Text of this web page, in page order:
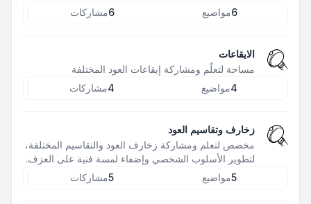
6مواضيع 6مشاركات
الايقاعات
مساحة لتعلّم ومشاركة إيقاعات العود المختلفة
4مواضيع 4مشاركات
زخارف وتقاسيم العود
مخصص لتعلم ومشاركة زخارف العود والتقاسيم المختلفة،
لتطوير الأسلوب الشخصي وإضفاء لمسة فنية على العزف.
5مواضيع 5مشاركات